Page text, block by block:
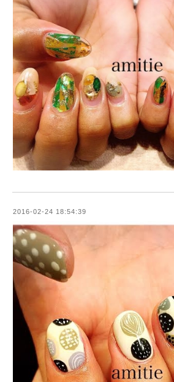
2016-02-24 18:54:39